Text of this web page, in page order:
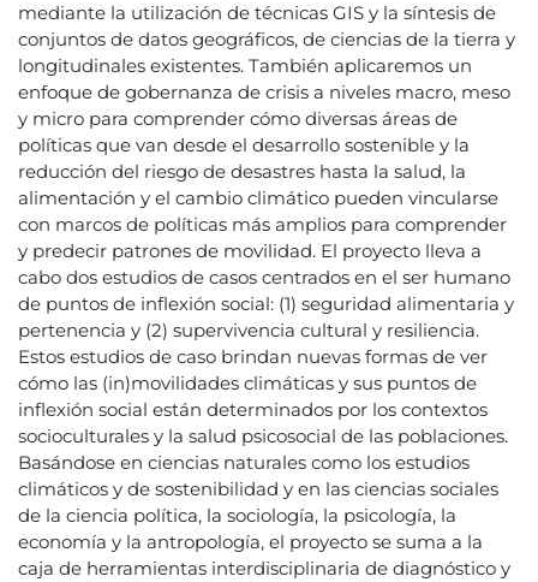
mediante la utilización de técnicas GIS y la síntesis de
conjuntos de datos geográficos, de ciencias de la tierra y
longitudinales existentes. También aplicaremos un
enfoque de gobernanza de crisis a niveles macro, meso
y micro para comprender cómo diversas áreas de
políticas que van desde el desarrollo sostenible y la
reducción del riesgo de desastres hasta la salud, la
alimentación y el cambio climático pueden vincularse
con marcos de políticas más amplios para comprender
y predecir patrones de movilidad. El proyecto lleva a
cabo dos estudios de casos centrados en el ser humano
de puntos de inflexión social: (1) seguridad alimentaria y
pertenencia y (2) supervivencia cultural y resiliencia.
Estos estudios de caso brindan nuevas formas de ver
cómo las (in)movilidades climáticas y sus puntos de
inflexión social están determinados por los contextos
socioculturales y la salud psicosocial de las poblaciones.
Basándose en ciencias naturales como los estudios
climáticos y de sostenibilidad y en las ciencias sociales
de la ciencia política, la sociología, la psicología, la
economía y la antropología, el proyecto se suma a la
caja de herramientas interdisciplinaria de diagnóstico y